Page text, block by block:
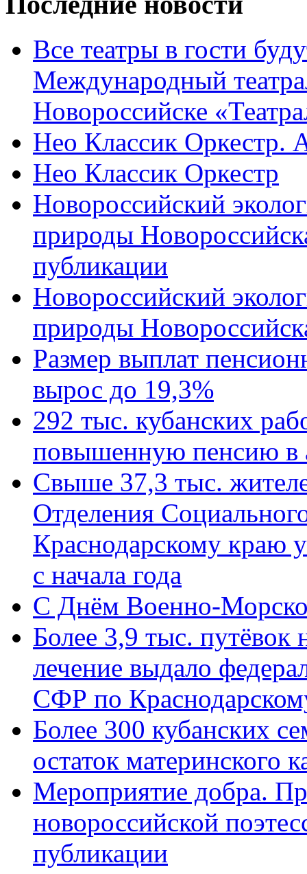
Все театры в гости
Международный
Новороссийске
Нео Классик Оркестр.
Нео Классик Оркестр
Новороссийский
природы
публикации
Новороссийский
природы
Размер выплат
вырос до 19,3%
292 тыс. кубанских
повышенную пенсию в
Свыше 37,3 тыс.
Отделения
Краснодарскому краю
с начала года
C Днём Военно-
Более 3,9 тыс. путёвок
лечение выдало
СФР по
Более 300 кубанских
остаток материнского
Мероприятие добра.
новороссийской
публикации